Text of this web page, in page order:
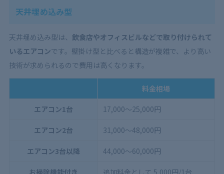
天井埋め込み型
天井埋め込み型は、 飲食店やオフィスビルなどで取り付けられて
いるエアコンです。壁掛け型と比べると構造が複雑で、より高い
技術が求められるので費用は高くなります。
料金相場
エアコン1台 17,000～25,000円
エアコン2台 31,000～48,000円
エアコン3台以降 44,000～60,000円
お掃除機能付き 追加料金として 5,000円/1台